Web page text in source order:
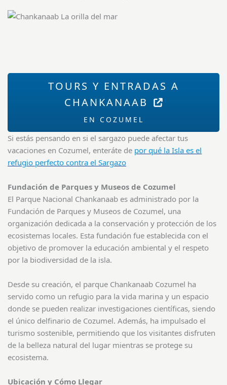
TOURS Y ENTRADAS A
CHANKANAAB
EN COZUMEL
Si estás pensando en si el sargazo puede afectar tus
vacaciones en Cozumel, enteráte de por qué la Isla es el
refugio perfecto contra el Sargazo
Fundación de Parques y Museos de Cozumel
El Parque Nacional Chankanaab es administrado por la
Fundación de Parques y Museos de Cozumel, una
organización dedicada a la conservación y protección de los
ecosistemas locales. Esta fundación fue establecida con el
objetivo de promover la educación ambiental y el respeto
por la biodiversidad de la isla.
Desde su creación, el parque Chankanaab Cozumel ha
servido como un refugio para la vida marina y un espacio
donde se pueden realizar investigaciones científicas, siendo
el único delfinario de Cozumel. Además, ha impulsado el
turismo sostenible, permitiendo que los visitantes disfruten
de la belleza natural del lugar mientras se protege su
ecosistema.
Ubicación y Cómo Llegar